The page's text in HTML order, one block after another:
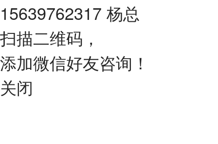
15639762317 杨总
扫描二维码，
添加微信好友咨询！
关闭